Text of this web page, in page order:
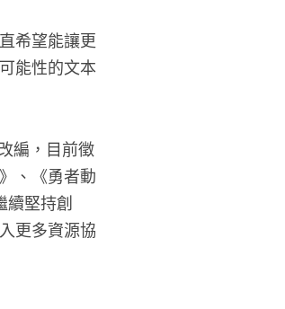
希望能讓更
能性的文本
編，目前徵
、《勇者動
續堅持創
更多資源協